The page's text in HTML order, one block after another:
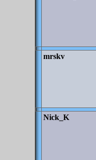
mrskv
Nick_K